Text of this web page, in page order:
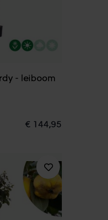
- leiboom
€ 144,95